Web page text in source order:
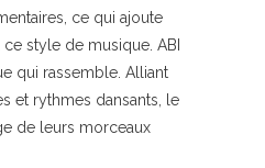
ce qui ajoute
style de musique. ABI
qui rassemble. Alliant
et rythmes dansants, le
de leurs morceaux